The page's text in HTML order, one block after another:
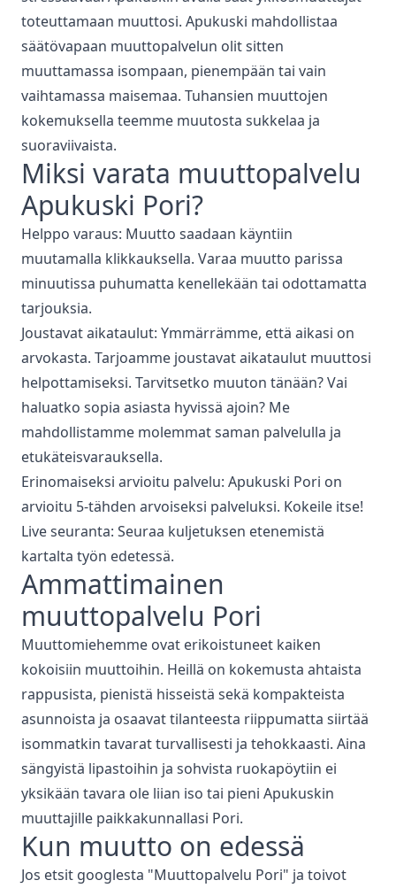
toteuttamaan muuttosi. Apukuski mahdollistaa
säätövapaan muuttopalvelun olit sitten
muuttamassa isompaan, pienempään tai vain
vaihtamassa maisemaa. Tuhansien muuttojen
kokemuksella teemme muutosta sukkelaa ja
suoraviivaista.
Miksi varata muuttopalvelu
Apukuski Pori?
Helppo varaus: Muutto saadaan käyntiin
muutamalla klikkauksella. Varaa muutto parissa
minuutissa puhumatta kenellekään tai odottamatta
tarjouksia.
Joustavat aikataulut: Ymmärrämme, että aikasi on
arvokasta. Tarjoamme joustavat aikataulut muuttosi
helpottamiseksi. Tarvitsetko muuton tänään? Vai
haluatko sopia asiasta hyvissä ajoin? Me
mahdollistamme molemmat saman palvelulla ja
etukäteisvarauksella.
Erinomaiseksi arvioitu palvelu: Apukuski Pori on
arvioitu 5-tähden arvoiseksi palveluksi. Kokeile itse!
Live seuranta: Seuraa kuljetuksen etenemistä
kartalta työn edetessä.
Ammattimainen
muuttopalvelu Pori
Muuttomiehemme ovat erikoistuneet kaiken
kokoisiin muuttoihin. Heillä on kokemusta ahtaista
rappusista, pienistä hisseistä sekä kompakteista
asunnoista ja osaavat tilanteesta riippumatta siirtää
isommatkin tavarat turvallisesti ja tehokkaasti. Aina
sängyistä lipastoihin ja sohvista ruokapöytiin ei
yksikään tavara ole liian iso tai pieni Apukuskin
muuttajille paikkakunnallasi Pori.
Kun muutto on edessä
Jos etsit googlesta "Muuttopalvelu Pori" ja toivot